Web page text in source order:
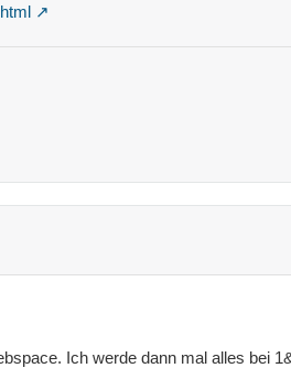
Ich werde dann mal alles bei